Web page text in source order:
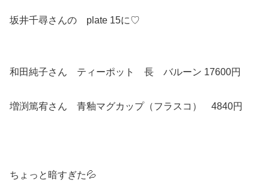
坂井千尋さんの plate 15に♡
和田純子さん ティーポット 長 バルーン 17600円
増渕篤宥さん 青釉マグカップ（フラスコ） 4840円
ちょっと暗すぎた💦